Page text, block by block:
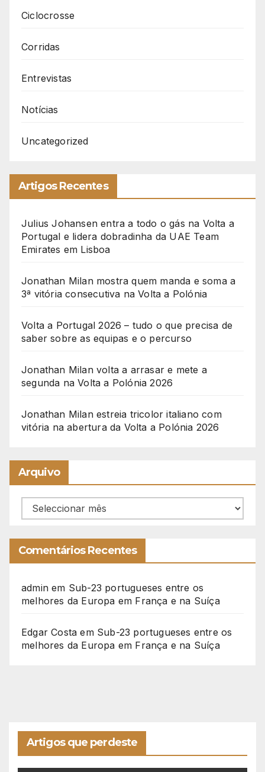
Ciclocrosse
Corridas
Entrevistas
Notícias
Uncategorized
Artigos Recentes
Julius Johansen entra a todo o gás na Volta a
Portugal e lidera dobradinha da UAE Team
Emirates em Lisboa
Jonathan Milan mostra quem manda e soma a
3ª vitória consecutiva na Volta a Polónia
Volta a Portugal 2026 – tudo o que precisa de
saber sobre as equipas e o percurso
Jonathan Milan volta a arrasar e mete a
segunda na Volta a Polónia 2026
Jonathan Milan estreia tricolor italiano com
vitória na abertura da Volta a Polónia 2026
Arquivo
Arquivo
Comentários Recentes
admin em Sub-23 portugueses entre os
melhores da Europa em França e na Suíça
Edgar Costa em Sub-23 portugueses entre os
melhores da Europa em França e na Suíça
Artigos que perdeste